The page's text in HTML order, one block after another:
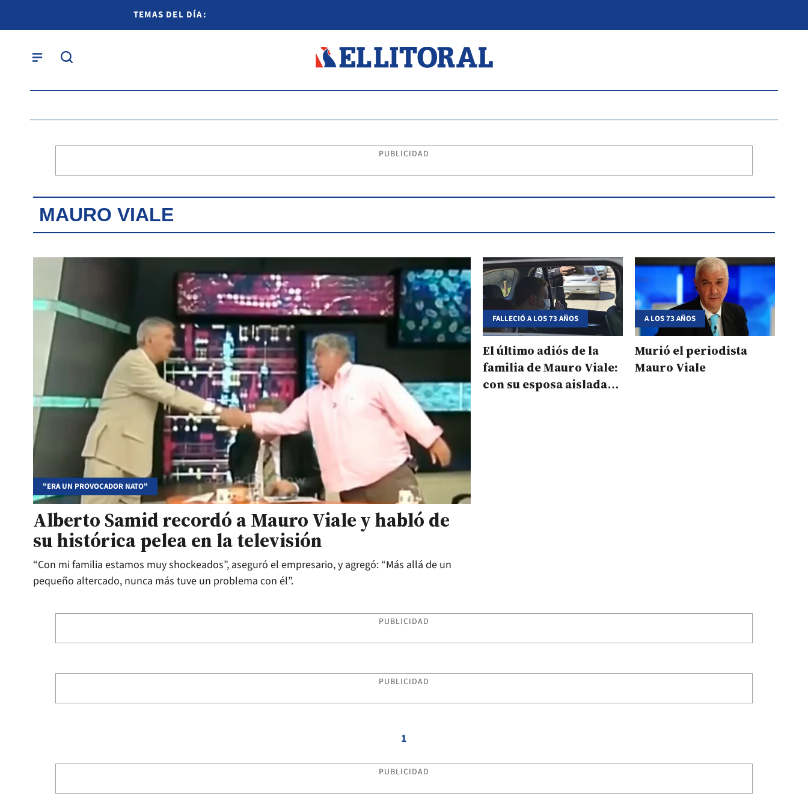
TEMAS DEL DÍA:
PUBLICIDAD
MAURO VIALE
"ERA UN PROVOCADOR NATO"
Alberto Samid recordó a Mauro Viale y habló de
su histórica pelea en la televisión
“Con mi familia estamos muy shockeados”, aseguró el empresario, y agregó: “Más allá de un
pequeño altercado, nunca más tuve un problema con él”.
FALLECIÓ A LOS 73 AÑOS
El último adiós de la
familia de Mauro Viale:
con su esposa aislada,
A LOS 73 AÑOS
Murió el periodista
Mauro Viale
PUBLICIDAD
PUBLICIDAD
1
PUBLICIDAD